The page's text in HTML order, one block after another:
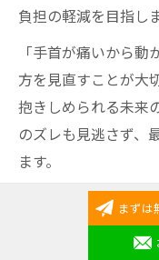
負担の軽減を目指しま
「手首が痛いから
方を見直すことが大
抱きしめられる未来
のズレも見逃さず、
ます。
出張整体
まずは